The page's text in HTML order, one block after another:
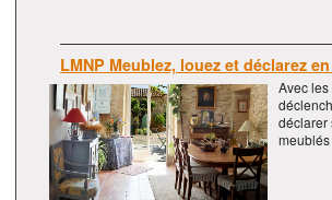
LMNP Meublez, louez et déclarez
Avec
déclarer